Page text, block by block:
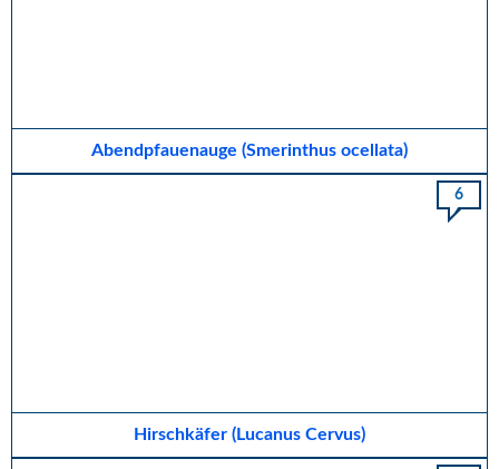
Abendpfauenauge (Smerinthus ocellata)
Hirschkäfer (Lucanus Cervus)
6